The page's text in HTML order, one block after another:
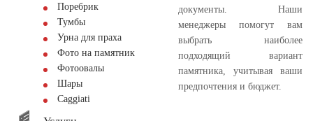
Поребрик
Тумбы
Урна для праха
Фото на памятник
Фотоовалы
Шары
Сaggiati
документы. Наши
менеджеры помогут вам
выбрать наиболее
подходящий вариант
памятника, учитывая ваши
предпочтения и бюджет.